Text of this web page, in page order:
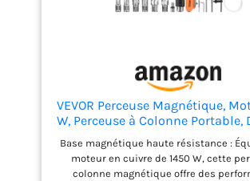
VEVOR Perceuse Magnétique,
W, Perceuse à Colonne Portable,
de Carottage 50 mm, Force
13000 N, 6 Forets de Carottage,
Variable, pour Surfaces
Base magnétique haute résistance :
moteur en cuivre de 1450 W, cette
colonne magnétique offre des